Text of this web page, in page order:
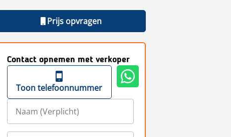
Prijs opvragen
Contact opnemen met verkoper
Toon telefoonnummer